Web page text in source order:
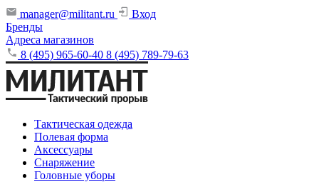
manager@militant.ru
Вход
Бренды
Адреса магазинов
8 (495) 965-60-40 8 (495) 789-79-63
Тактическая одежда
Полевая форма
Аксессуары
Снаряжение
Головные уборы